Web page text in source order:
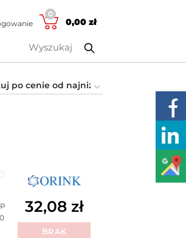
0
0,00 zł
Oceniono
32,08 zł
BRAK